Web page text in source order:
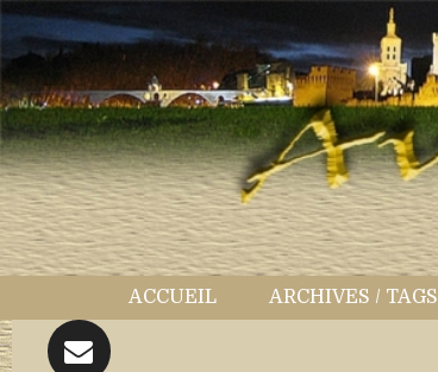
ACCUEIL ARCHIVES / TAGS